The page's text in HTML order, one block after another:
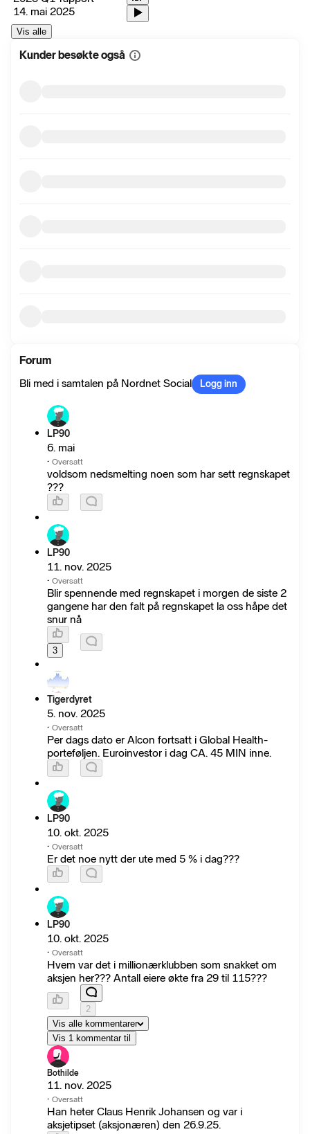
14. mai 2025
Vis alle
Kunder besøkte også Vis
Forum
Bli med i samtalen på Nordnet Social
Logg inn
LP90
6. mai
· Oversatt
voldsom nedsmelting noen som har sett regnskapet
???
LP90
11. nov. 2025
· Oversatt
Blir spennende med regnskapet i morgen de siste 2
gangene har den falt på regnskapet la oss håpe det
snur nå
3
Tigerdyret
5. nov. 2025
· Oversatt
Per dags dato er Alcon fortsatt i Global Health-
porteføljen. Euroinvestor i dag CA. 45 MIN inne.
LP90
10. okt. 2025
· Oversatt
Er det noe nytt der ute med 5 % i dag???
LP90
10. okt. 2025
· Oversatt
Hvem var det i millionærklubben som snakket om
aksjen her??? Antall eiere økte fra 29 til 115???
2
Vis alle kommentarer
Vis 1 kommentar til
Bothilde
11. nov. 2025
· Oversatt
Han heter Claus Henrik Johansen og var i
aksjetipset (aksjonæren) den 26.9.25.